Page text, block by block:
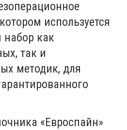
используется
как
так и
методик, для
«Евроспайн»